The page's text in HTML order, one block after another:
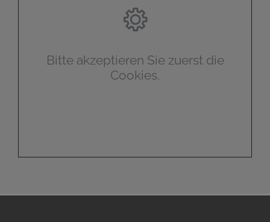
Bitte akzeptieren Sie zuerst die
Cookies.